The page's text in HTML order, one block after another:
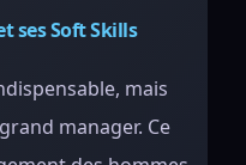
ses Soft Skills
mais
manager. Ce